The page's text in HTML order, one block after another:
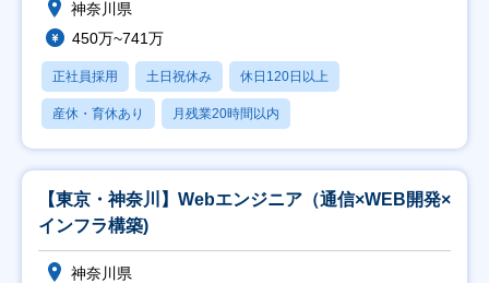
神奈川県
450万~741万
正社員採用 土日祝休み 休日120日以上
産休・育休あり 月残業20時間以内
【東京・神奈川】Webエンジニア（通信×WEB開発×
インフラ構築)
神奈川県